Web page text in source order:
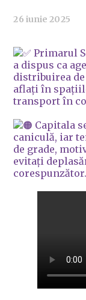
26 iunie 2025
Primarul
a dispus ca
distribuirea
aflați în
transport în
Capitala
caniculă, iar
de grade,
evitați
corespunzător.